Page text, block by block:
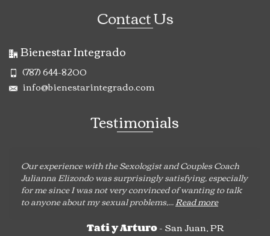
Contact Us
Bienestar Integrado
(787) 644-8200
info@bienestarintegrado.com
Testimonials
Our experience with the Sexologist and Couples Coach
Julianna Elizondo was surprisingly satisfying, especially
for me since I was not very convinced of wanting to talk
to anyone about my sexual problems,...Read more
Tati y Arturo- San Juan, PR